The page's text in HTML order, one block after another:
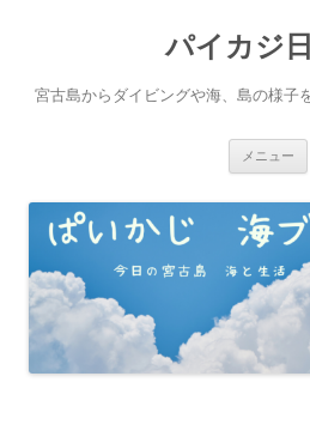
パイカジ
宮古島からダイビングや海、島の様子
メニュー